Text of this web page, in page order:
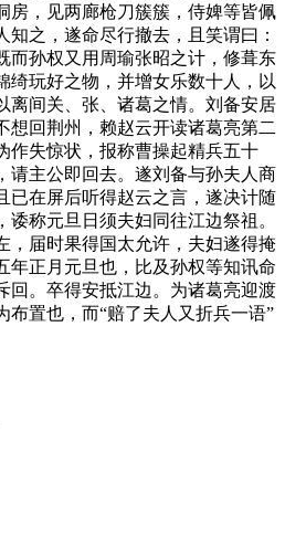
房，见两廊枪刀簇簇，侍婢等皆佩
之，遂命尽行撤去，且笑谓曰：
而孙权又用周瑜张昭之计，修葺东
绮玩好之物，并增女乐数十人，以
离间关、张、诸葛之情。刘备安居
想回荆州，赖赵云开读诸葛亮第二
作失惊状，报称曹操起精兵五十
请主公即回去。遂刘备与孙夫人商
已在屏后听得赵云之言，遂决计随
称元旦日须夫妇同往江边祭祖。
，届时果得国太允许，夫妇遂得掩
年正月元旦也，比及孙权等知讯命
回。卒得安抵江边。为诸葛亮迎渡
布置也，而“赔了夫人又折兵一语”